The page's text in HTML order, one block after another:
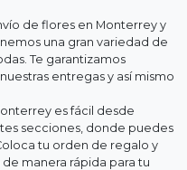
de flores en Monterrey y
una gran variedad de
Te garantizamos
entregas y así mismo
es fácil desde
secciones, donde puedes
tu orden de regalo y
manera rápida para tu